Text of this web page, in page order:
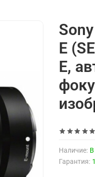
Наличие:
Гарантия:
E
E,